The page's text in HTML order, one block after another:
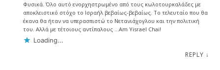
Φυσικά. Όλο αυτό ενορχηστρωμένο από τους κωλοτουρκαλάδες με
αποκλειστικό στόχο το Ισραήλ βεβαίως-βεβαίως. Το τελευταίο που θα
έκανα θα ήταν να υπερασπιστώ το Νετανιάχογλου και την πολιτική
του. Αλλά με τέτοιους αντίπαλους …Am Yisrael Chai!
Loading...
REPLY ↓